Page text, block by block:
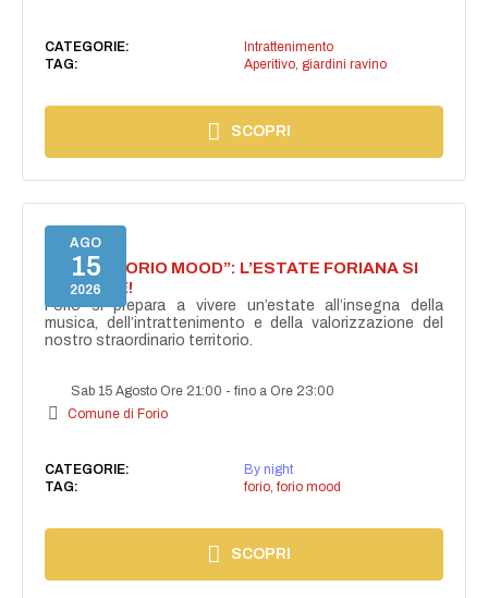
CATEGORIE:
Intrattenimento
TAG:
Aperitivo, giardini ravino
SCOPRI
AGO
15
2026
NASCE “FORIO MOOD”: L’ESTATE FORIANA SI
ACCENDE!
Forio si prepara a vivere un’estate all’insegna della
musica, dell’intrattenimento e della valorizzazione del
nostro straordinario territorio.
Sab 15 Agosto Ore 21:00 -fino a Ore 23:00
Comune di Forio
CATEGORIE:
By night
TAG:
forio, forio mood
SCOPRI